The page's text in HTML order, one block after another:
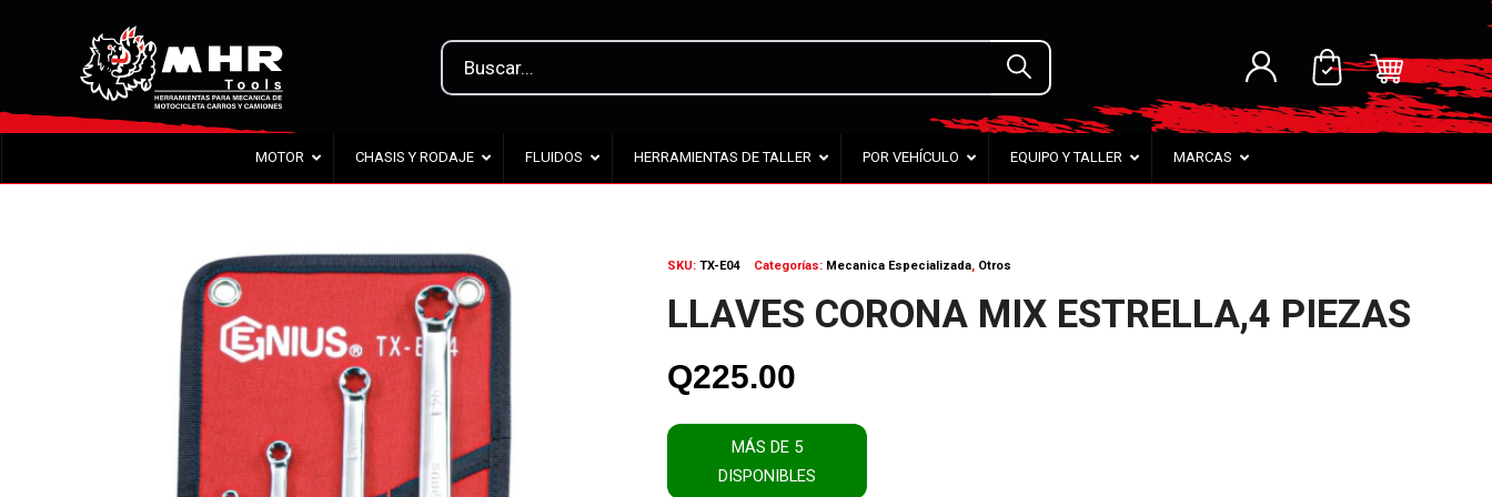
MOTOR CHASIS Y RODAJE FLUIDOS HERRAMIENTAS DE TALLER POR VEHÍCULO EQUIPO Y TALLER MARCAS
SKU: TX-E04 Categorías: Mecanica Especializada, Otros
LLAVES CORONA MIX ESTRELLA,4 PIEZAS
Q225.00
MÁS DE 5
DISPONIBLES